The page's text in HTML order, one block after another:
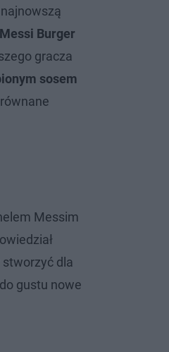
Burger
gracza
sosem
Messim
dla
gustu nowe